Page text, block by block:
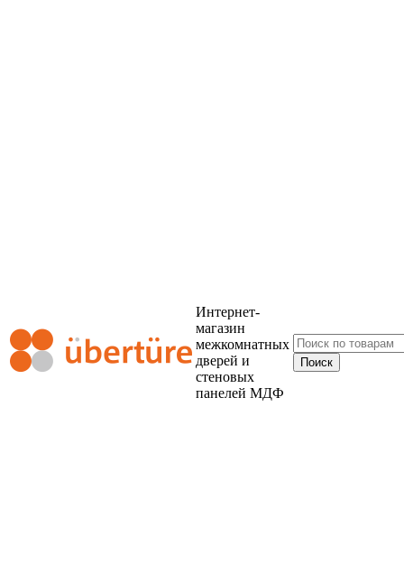
Интернет-
магазин
межкомнатных
дверей и
стеновых
панелей МДФ